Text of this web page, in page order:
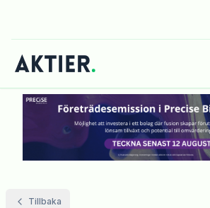
Tillbaka